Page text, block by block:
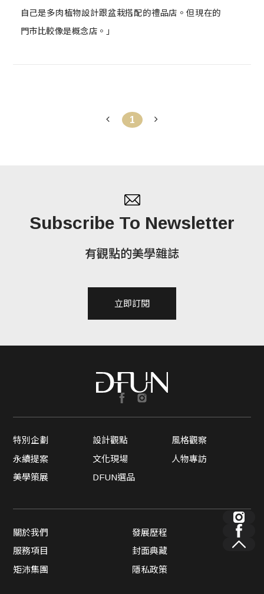
自己是多肉植物設計跟盆栽搭配的禮品店。但現在的
門市比較像是概念店。」
1
Subscribe To Newsletter
有觀點的美學雜誌
立即訂閱
特別企劃 設計觀點
風格觀察
永續提案
文化現場
人物專訪
美學策展
DFUN選品
關於我們
發展歷程
服務項目
封面典藏
矩沛集團
隱私政策